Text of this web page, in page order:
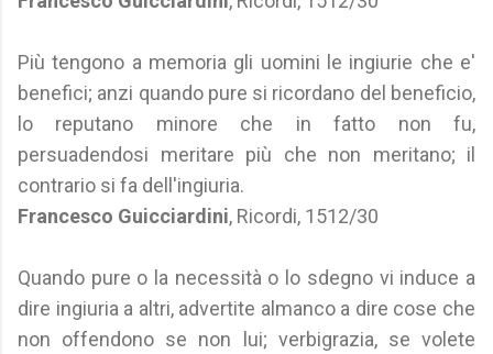
Più tengono a memoria gli uomini le ingiurie che e'
benefici; anzi quando pure si ricordano del beneficio,
lo reputano minore che in fatto non fu,
persuadendosi meritare più che non meritano; il
contrario si fa dell'ingiuria.
Francesco Guicciardini, Ricordi, 1512/30
Quando pure o la necessità o lo sdegno vi induce a
dire ingiuria a altri, advertite almanco a dire cose che
non offendono se non lui; verbigrazia, se volete